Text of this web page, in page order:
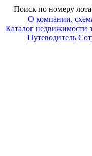
Поиск по номеру
О компании,
Каталог недвижимости
Путеводитель